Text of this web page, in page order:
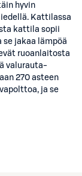
hyvin
Kattilassa
kattila sopii
jakaa lämpöä
ruoanlaitosta
valurauta-
270 asteen
ja se